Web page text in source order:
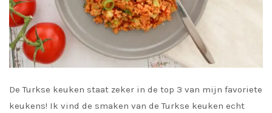
De Turkse keuken staat zeker in de top 3 van mijn favoriete
keukens! Ik vind de smaken van de Turkse keuken echt